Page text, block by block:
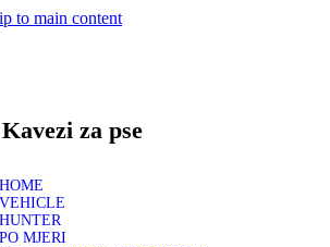
to main content
za pse
MJERI